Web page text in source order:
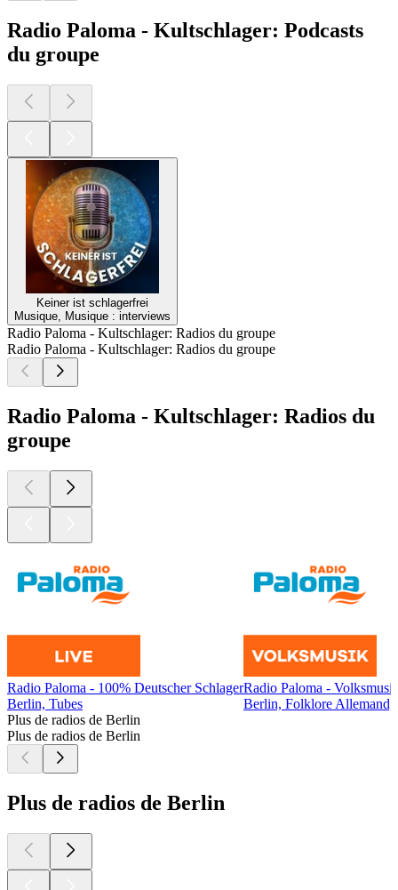
Radio Paloma - Kultschlager: Podcasts
du groupe
Keiner ist schlagerfrei
Musique, Musique : interviews
Radio Paloma - Kultschlager: Radios du groupe
Radio Paloma - Kultschlager: Radios du groupe
Radio Paloma - Kultschlager: Radios du
groupe
Radio Paloma - 100% Deutscher Schlager
Berlin, Tubes
Radio Paloma -
Berlin, Folklore Allemand,
Plus de radios de Berlin
Plus de radios de Berlin
Plus de radios de Berlin